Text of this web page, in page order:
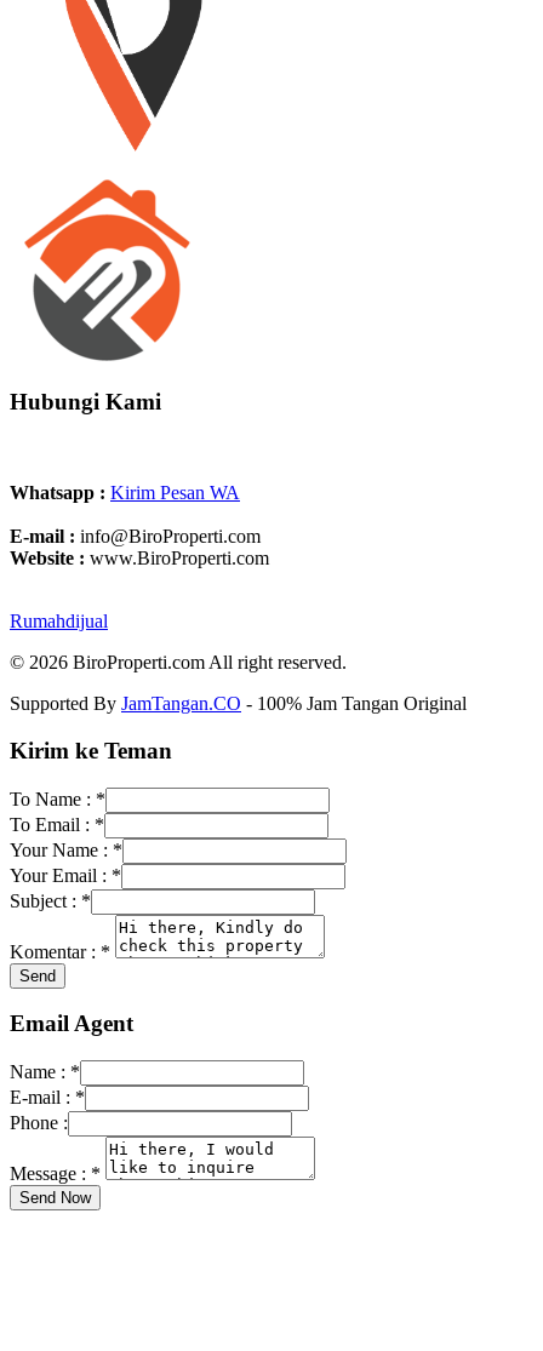
Hubungi Kami
Whatsapp : Kirim Pesan WA
E-mail : info@BiroProperti.com
Website : www.BiroProperti.com
Rumahdijual
© 2026 BiroProperti.com All right reserved.
Supported By JamTangan.CO - 100% Jam Tangan Original
Kirim ke Teman
To Name : *
To Email : *
Your Name : *
Your Email : *
Subject : *
Komentar : *
Email Agent
Name : *
E-mail : *
Phone :
Message : *